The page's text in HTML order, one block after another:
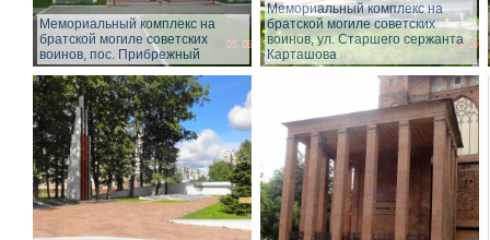
Мемориальный комплекс на
братской могиле советских
воинов, пос. Прибрежный
Мемориальный комплекс на
братской могиле советских
воинов, ул. Старшего сержанта
Карташова